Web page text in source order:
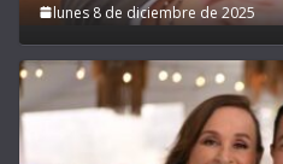
lunes 8 de diciembre de 2025